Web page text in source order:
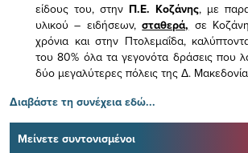
είδους του, στην Π.Ε. Κοζάνης, με
υλικού – ειδήσεων,σταθερά, σε
χρόνια και στην Πτολεμαΐδα,
του 80% όλα τα γεγονότα δράσεις που
δύο μεγαλύτερες πόλεις της Δ.
Διαβάστε τη συνέχεια εδώ...
Μείνετε συντονισμένοι